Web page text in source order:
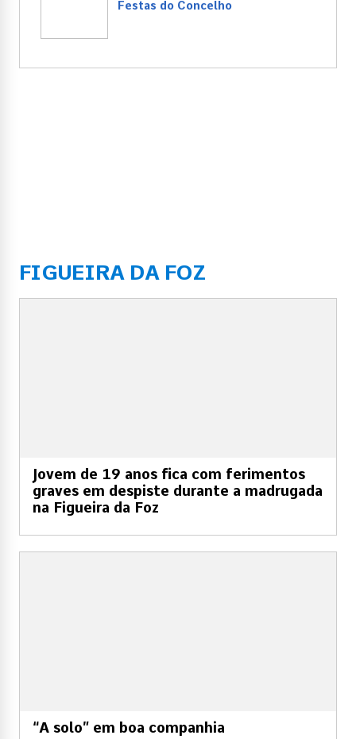
Festas do Concelho
FIGUEIRA DA FOZ
Jovem de 19 anos fica com ferimentos
graves em despiste durante a madrugada
na Figueira da Foz
“A solo” em boa companhia